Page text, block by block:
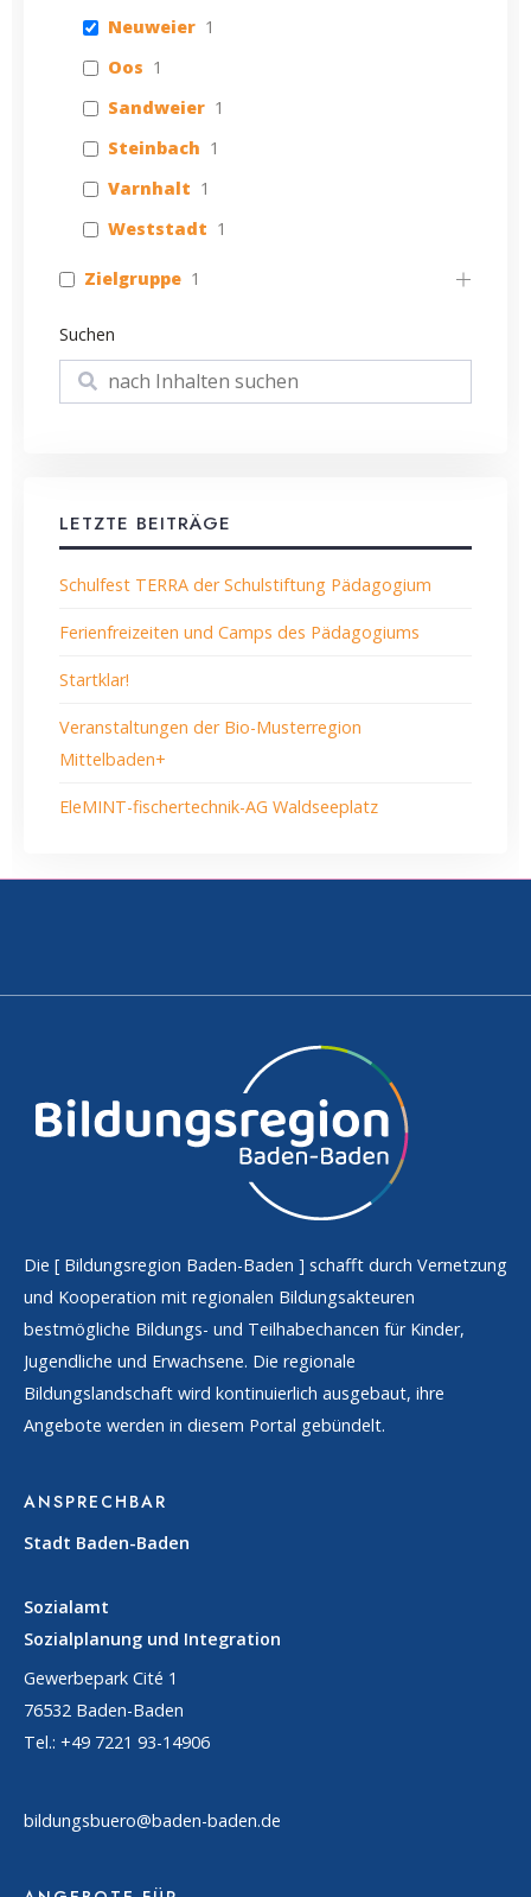
Neuweier 1
Oos 1
Sandweier 1
Steinbach 1
Varnhalt 1
Weststadt 1
Zielgruppe 1
Suchen
Suchen
LETZTE BEITRÄGE
Schulfest TERRA der Schulstiftung Pädagogium
Ferienfreizeiten und Camps des Pädagogiums
Startklar!
Veranstaltungen der Bio-Musterregion
Mittelbaden+
EleMINT-fischertechnik-AG Waldseeplatz
Die [ Bildungsregion Baden-Baden ] schafft durch Vernetzung
und Kooperation mit regionalen Bildungsakteuren
bestmögliche Bildungs- und Teilhabechancen für Kinder,
Jugendliche und Erwachsene. Die regionale
Bildungslandschaft wird kontinuierlich ausgebaut, ihre
Angebote werden in diesem Portal gebündelt.
ANSPRECHBAR
Stadt Baden-Baden
Sozialamt
Sozialplanung und Integration
Gewerbepark Cité 1
76532 Baden-Baden
Tel.: +49 7221 93-14906
bildungsbuero@baden-baden.de